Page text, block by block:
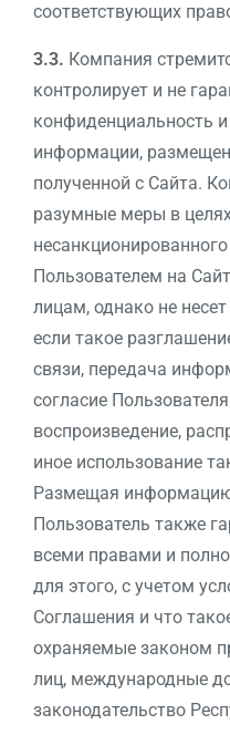
соответствующих
3.3. Компания
контролирует и не
конфиденциальность
информации,
полученной с Сайта.
разумные меры в
Пользователем на
лицам, однако не несет
если такое
связи, передача
согласие
воспроизведение,
иное использование
Размещая
Пользователь также
всеми правами и
для этого, с учетом
Соглашения и что
охраняемые законом
лиц, международные
законодательство